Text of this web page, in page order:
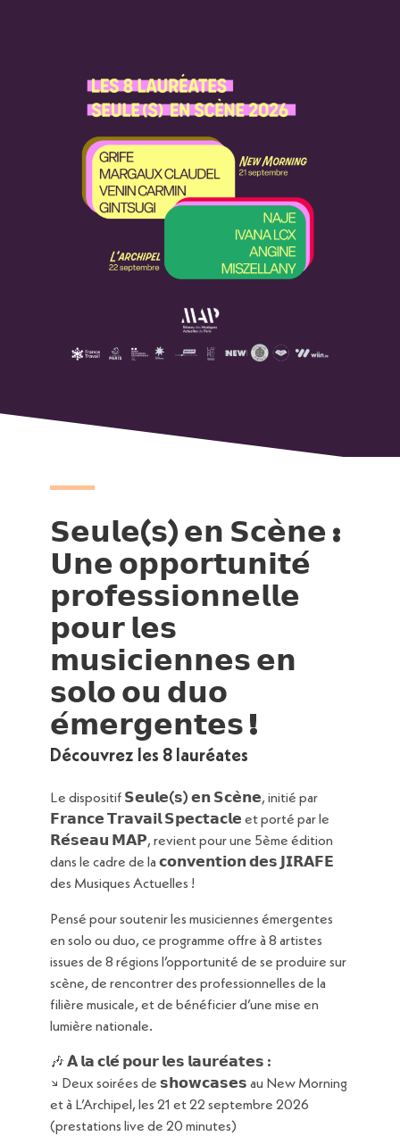
𝗦𝗲𝘂𝗹𝗲(𝘀) 𝗲𝗻 𝗦𝗰𝗲̀𝗻𝗲 :
𝗨𝗻𝗲 𝗼𝗽𝗽𝗼𝗿𝘁𝘂𝗻𝗶𝘁𝗲́
𝗽𝗿𝗼𝗳𝗲𝘀𝘀𝗶𝗼𝗻𝗻𝗲𝗹𝗹𝗲
𝗽𝗼𝘂𝗿 𝗹𝗲𝘀
𝗺𝘂𝘀𝗶𝗰𝗶𝗲𝗻𝗻𝗲𝘀 𝗲𝗻
𝘀𝗼𝗹𝗼 𝗼𝘂 𝗱𝘂𝗼
𝗲́𝗺𝗲𝗿𝗴𝗲𝗻𝘁𝗲𝘀 !
Découvrez les 8 lauréates
Le dispositif 𝗦𝗲𝘂𝗹𝗲(𝘀) 𝗲𝗻 𝗦𝗰𝗲̀𝗻𝗲, initié par
𝗙𝗿𝗮𝗻𝗰𝗲 𝗧𝗿𝗮𝘃𝗮𝗶𝗹 𝗦𝗽𝗲𝗰𝘁𝗮𝗰𝗹𝗲 et porté par le
𝗥𝗲́𝘀𝗲𝗮𝘂 𝗠𝗔𝗣, revient pour une 5ème édition
dans le cadre de la 𝗰𝗼𝗻𝘃𝗲𝗻𝘁𝗶𝗼𝗻 𝗱𝗲𝘀 𝗝𝗜𝗥𝗔𝗙𝗘
des Musiques Actuelles !
Pensé pour soutenir les musiciennes émergentes
en solo ou duo, ce programme offre à 8 artistes
issues de 8 régions l’opportunité de se produire sur
scène, de rencontrer des professionnelles de la
filière musicale, et de bénéficier d’une mise en
lumière nationale.
🎶 𝗔̀ 𝗹𝗮 𝗰𝗹𝗲́ 𝗽𝗼𝘂𝗿 𝗹𝗲𝘀 𝗹𝗮𝘂𝗿𝗲́𝗮𝘁𝗲𝘀 :
↘︎ Deux soirées de 𝘀𝗵𝗼𝘄𝗰𝗮𝘀𝗲𝘀 au New Morning
et à L’Archipel, les 21 et 22 septembre 2026
(prestations live de 20 minutes)